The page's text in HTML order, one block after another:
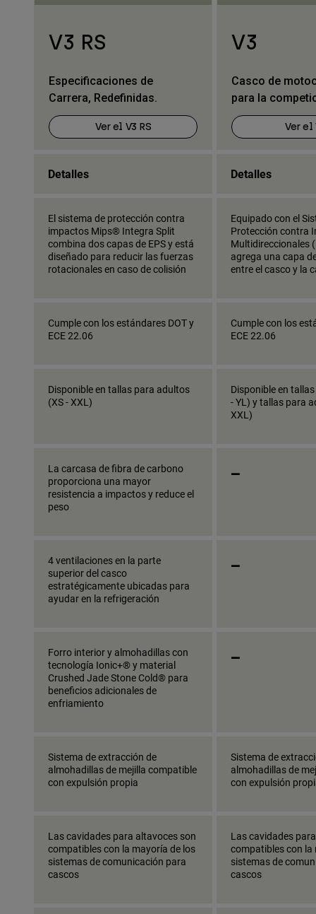
V3 RS
Especificaciones de
Carrera, Redefinidas.
Ver el V3 RS
V3
Casco de
para la
Ver el
Detalles Detalles
El sistema de protección contra
impactos Mips® Integra Split
combina dos capas de EPS y está
diseñado para reducir las fuerzas
rotacionales en caso de colisión
Equipado con el
Protección contra
Multidireccionales
agrega una capa
entre el casco y la
Cumple con los estándares DOT y
ECE 22.06
Cumple con los
ECE 22.06
Disponible en tallas para adultos
(XS - XXL)
Disponible en
- YL) y tallas para
XXL)
La carcasa de fibra de carbono
proporciona una mayor
resistencia a impactos y reduce el
peso
_
4 ventilaciones en la parte
superior del casco
estratégicamente ubicadas para
ayudar en la refrigeración
_
Forro interior y almohadillas con
tecnología Ionic+® y material
Crushed Jade Stone Cold® para
beneficios adicionales de
enfriamiento
_
Sistema de extracción de
almohadillas de mejilla compatible
con expulsión propia
Sistema de
almohadillas de
con expulsión
Las cavidades para altavoces son
compatibles con la mayoría de los
sistemas de comunicación para
cascos
Las cavidades
compatibles con la
sistemas de
cascos